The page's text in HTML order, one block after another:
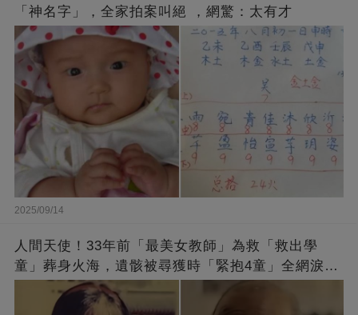
「神名字」，全家拍案叫絕 ，網驚：太有才
2025/09/14
人間天使！33年前「最美女教師」為救「救出學
童」葬身火海，遺骸被尋獲時「緊抱4童」全網淚
崩：真正的英雄不該被遺忘